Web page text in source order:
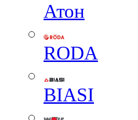
Атон
RODA
BIASI